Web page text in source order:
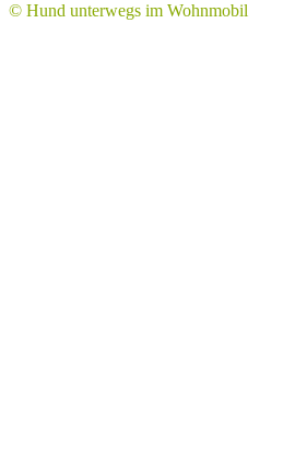
© Hund unterwegs im Wohnmobil